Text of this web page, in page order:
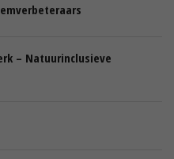
– Natuurinclusieve